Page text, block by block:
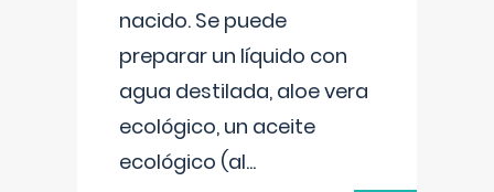
nacido. Se puede
preparar un líquido con
agua destilada, aloe vera
ecológico, un aceite
ecológico (al...